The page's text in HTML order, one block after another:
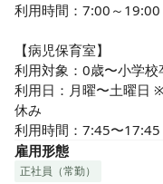
利用時間：7:00～
【病児保育室】
利用対象：0歳〜小学校
利用日：月曜〜土曜日
休み
利用時間：7:45〜17:45
雇用形態
正社員（常勤）